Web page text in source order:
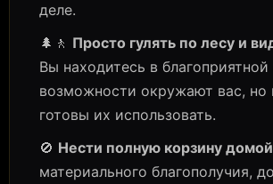
деле.
🌲🚶 Просто гулять по лесу и
Вы находитесь в благоприятной
возможности окружают вас, но
готовы их использовать.
🚫 Нести полную корзину
материального благополучия,